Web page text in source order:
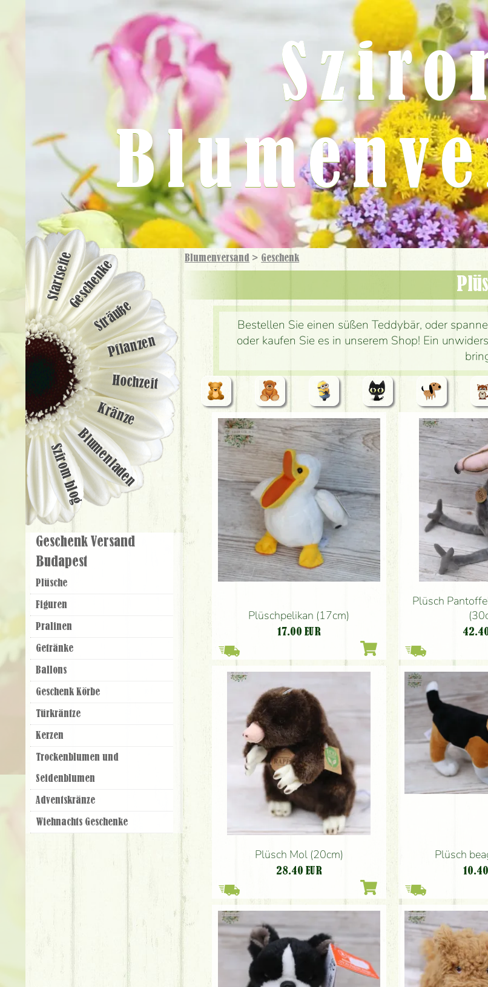
Blumenversand > Geschenk
Bestellen Sie einen süßen Teddybär, oder
oder kaufen Sie es in unserem Shop! Ein
Plüschpelikan (17cm)
17.00 EUR
Plüsch
Plüsch Mol (20cm)
28.40 EUR
Plüsch
10.40
StartseiteGeschenke
Sträuße
Pflanzen
Hochzeit
Kränze
Blumenladen
Szirom blog
Geschenk Versand
Budapest
Plüsche
Figuren
Pralinen
Getränke
Ballons
Geschenk Körbe
Türkräntze
Kerzen
Trockenblumen und
Seidenblumen
Adventskränze
Wiehnachts Geschenke